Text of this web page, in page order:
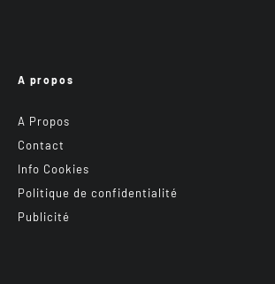
A propos
A Propos
Contact
Info Cookies
Politique de confidentialité
Publicité